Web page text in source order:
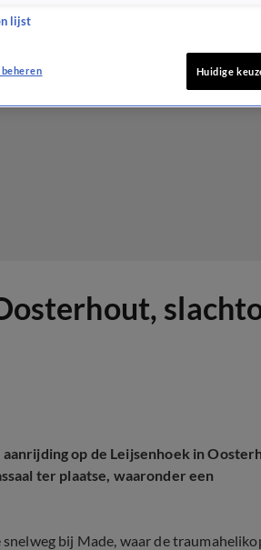
op de Leijsenhoek in
ter plaatse, waaronder een
bij Made, waar de
lijst
Huidige